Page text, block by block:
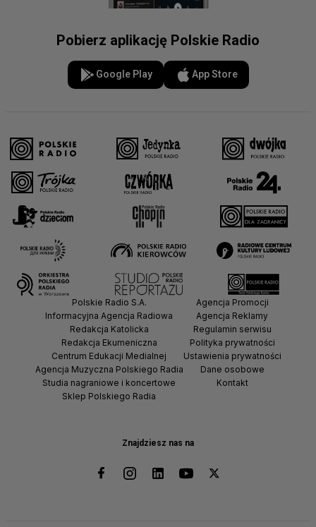
Pobierz aplikację Polskie Radio
Google Play App Store
Znajdziesz nas na
Polskie Radio S.A.
Informacyjna Agencja Radiowa
Redakcja Katolicka
Redakcja Ekumeniczna
Centrum Edukacji Medialnej
Agencja Muzyczna Polskiego Radia
Studia nagraniowe i koncertowe
Sklep Polskiego Radia
Agencja Promocji
Agencja Reklamy
Regulamin serwisu
Polityka prywatności
Ustawienia prywatności
Dane osobowe
Kontakt